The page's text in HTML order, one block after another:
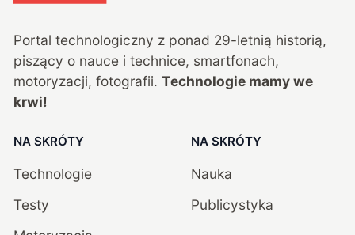
Portal technologiczny z ponad 29-letnią historią,
piszący o nauce i technice, smartfonach,
motoryzacji, fotografii. Technologie mamy we
krwi!
NA SKRÓTY
Technologie
Testy
NA SKRÓTY
Nauka
Publicystyka